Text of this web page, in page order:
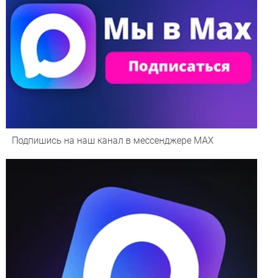
Подпишись на наш канал в мессенджере МАХ